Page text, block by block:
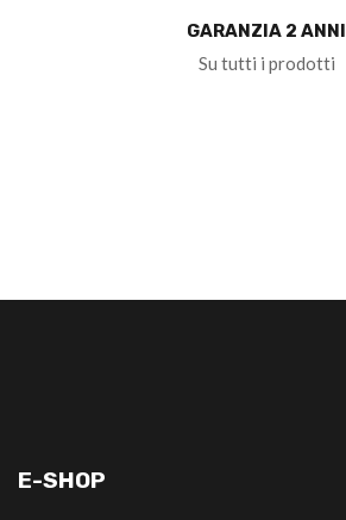
GARANZIA 2 ANNI
Su tutti i prodotti
E-SHOP